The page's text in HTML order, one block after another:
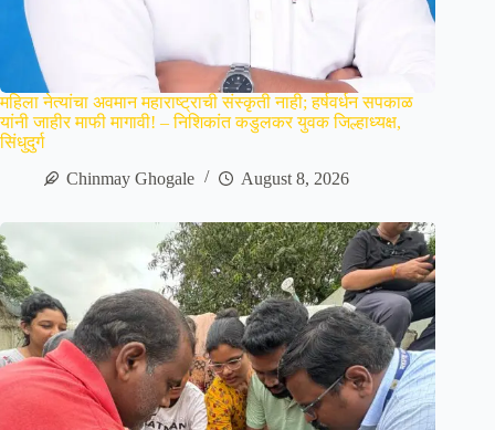
महिला नेत्यांचा अवमान महाराष्ट्राची संस्कृती नाही; हर्षवर्धन सपकाळ
यांनी जाहीर माफी मागावी! – निशिकांत कडुलकर युवक जिल्हाध्यक्ष,
सिंधुदुर्ग
Chinmay Ghogale
August 8, 2026